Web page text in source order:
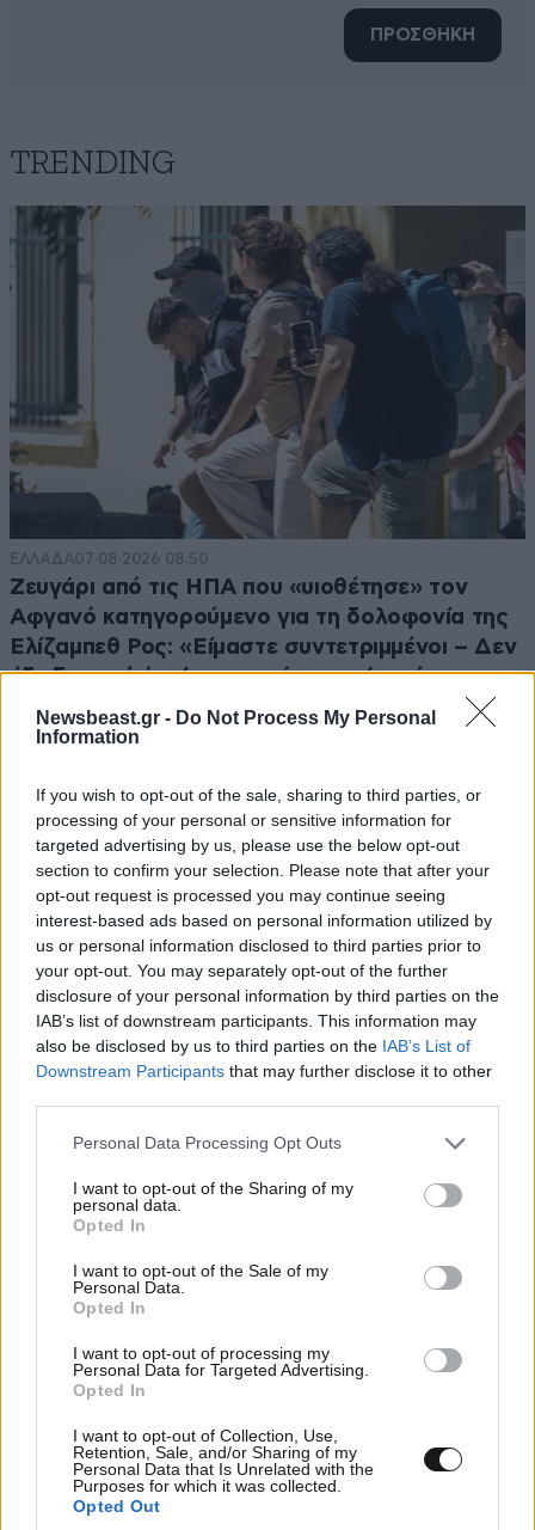
Newsbeast.gr - Do Not Process My Personal
Information
If you wish to opt-out of the sale, sharing to third parties, or
processing of your personal or sensitive information for
targeted advertising by us, please use the below opt-out
section to confirm your selection. Please note that after your
opt-out request is processed you may continue seeing
interest-based ads based on personal information utilized by
us or personal information disclosed to third parties prior to
your opt-out. You may separately opt-out of the further
disclosure of your personal information by third parties on the
IAB’s list of downstream participants. This information may
also be disclosed by us to third parties on the IAB’s List of
Downstream Participants that may further disclose it to other
Please note that this website/app uses one or more Google
not limited to your visit or usage behaviour. You may click to
grant or deny consent to Google and its third-party tags to
use your data for below specified purposes in below Google
consent section.
Personal Data Processing Opt Outs
I want to opt-out of the Sharing of my
personal data.
Opted In
I want to opt-out of the Sale of my
Personal Data.
Opted In
I want to opt-out of processing my
Personal Data for Targeted Advertising.
Opted In
I want to opt-out of Collection, Use,
Retention, Sale, and/or Sharing of my
Personal Data that Is Unrelated with the
Purposes for which it was collected.
Opted Out
ΠΡΟΣΘΗΚΗ
TRENDING
ΕΛΛΑΔΑ07·08·2026 08:50
Ζευγάρι από τις ΗΠΑ που «υιοθέτησε» τον
Αφγανό κατηγορούμενο για τη δολοφονία της
Ελίζαμπεθ Ρος: «Είμαστε συντετριμμένοι – Δεν
έδειξε ποτέ ότι ήταν ικανός για κάτι τέτοιο»